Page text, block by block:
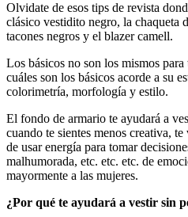
Olvidate de esos tips de revista
clásico vestidito negro, la chaqueta
tacones negros y el blazer camell.
Los básicos no son los mismos
cuáles son los básicos acorde a su
colorimetría, morfología y estilo.
El fondo de armario te ayudará a
cuando te sientes menos creativa,
de usar energía para tomar
malhumorada, etc. etc. etc. de
mayormente a las mujeres.
¿Por qué te ayudará a vestir sin